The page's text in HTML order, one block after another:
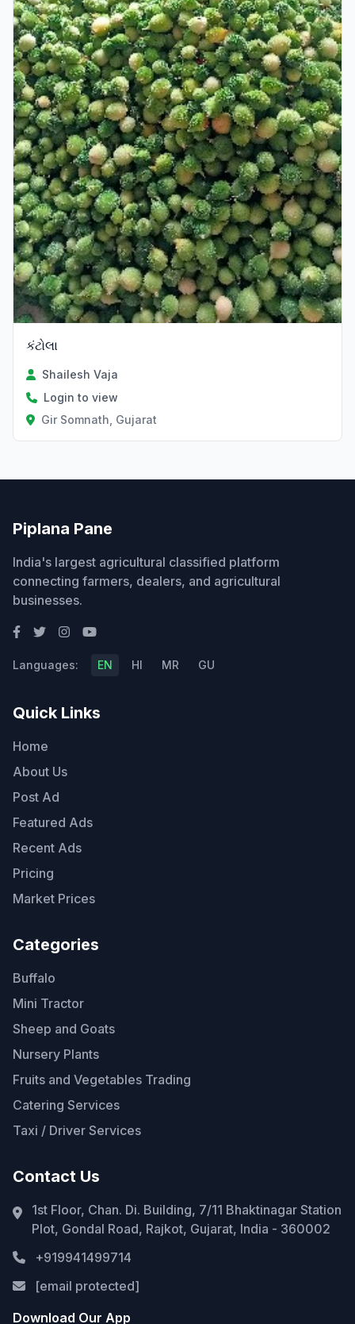
કંટોલા
Shailesh Vaja
Login to view
Gir Somnath, Gujarat
Piplana Pane
India's largest agricultural classified platform
connecting farmers, dealers, and agricultural
businesses.
Languages: EN HI MR GU
Quick Links
Home
About Us
Post Ad
Featured Ads
Recent Ads
Pricing
Market Prices
Categories
Buffalo
Mini Tractor
Sheep and Goats
Nursery Plants
Fruits and Vegetables Trading
Catering Services
Taxi / Driver Services
Contact Us
1st Floor, Chan. Di. Building, 7/11 Bhaktinagar Station
Plot, Gondal Road, Rajkot, Gujarat, India - 360002
+919941499714
[email protected]
Download Our App